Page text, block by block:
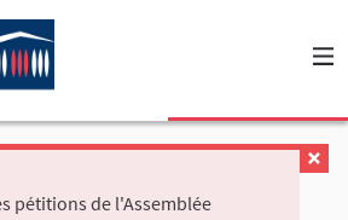
pétitions de l'Assemblée